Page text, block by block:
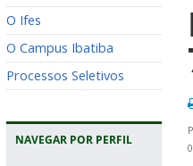
O Ifes
O Campus Ibatiba
Processos Seletivos
NAVEGAR POR PERFIL